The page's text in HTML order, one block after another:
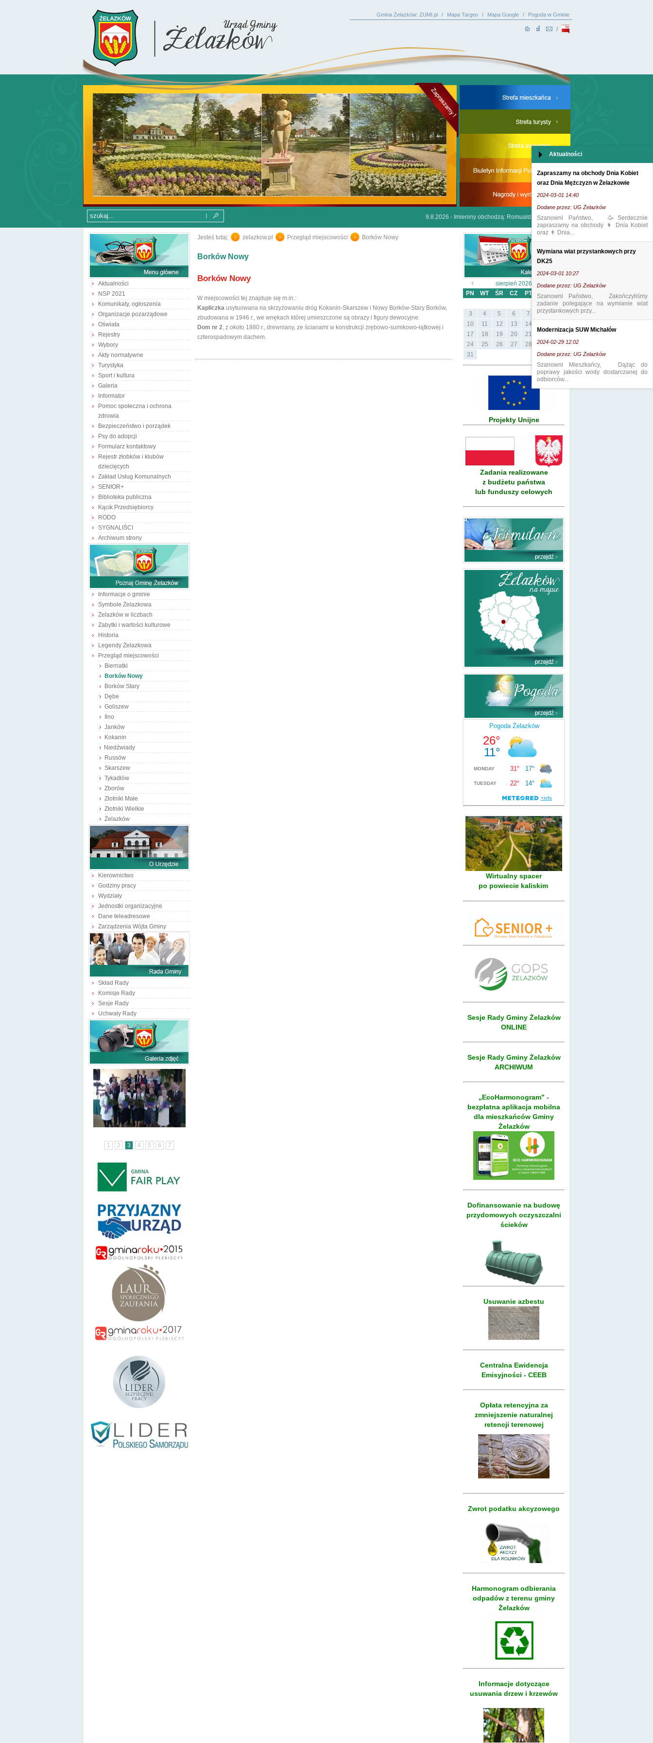
Gmina Żelazków: ZUMI.pl / Mapa Targeo / Mapa Google / Pogoda w Gminie
/
9.8.2026 - Imieniny obchodzą: Romuald, Roman i Irena
Aktualności
NSP 2021
Komunikaty, ogłoszenia
Organizacje pozarządowe
Oświata
Rejestry
Wybory
Akty normatywne
Turystyka
Sport i kultura
Galeria
Informator
Pomoc społeczna i ochrona
zdrowia
Bezpieczeństwo i porządek
Psy do adopcji
Formularz kontaktowy
Rejestr żłobków i klubów
dziecięcych
Zakład Usług Komunalnych
SENIOR+
Biblioteka publiczna
Kącik Przedsiębiorcy
RODO
SYGNALIŚCI
Archiwum strony
Informacje o gminie
Symbole Żelazkowa
Żelazków w liczbach
Zabytki i wartości kulturowe
Historia
Legendy Żelazkowa
Przegląd miejscowości
Biernatki
Borków Nowy
Borków Stary
Dębe
Goliszew
Ilno
Janków
Kokanin
Niedźwiady
Russów
Skarszew
Tykadłów
Zborów
Złotniki Małe
Złotniki Wielkie
Żelazków
Kierownictwo
Godziny pracy
Wydziały
Jednostki organizacyjne
Dane teleadresowe
Zarządzenia Wójta Gminy
Skład Rady
Komisje Rady
Sesje Rady
Uchwały Rady
1 2 3 4 5 6 7
Jesteś tutaj: zelazkow.pl Przegląd miejscowości Borków Nowy
Borków Nowy
Borków Nowy
W miejscowości tej znajduje się m.in.:
Kapliczka usytuowana na skrzyżowaniu dróg Kokanin-Skarszew i Nowy Borków-Stary Borków,
zbudowana w 1946 r., we wnękach której umieszczone są obrazy i figury dewocyjne.
Dom nr 2, z około 1880 r., drewniany, ze ścianami w konstrukcji zrębowo-sumikowo-łątkowej i
czterospadowym dachem.
sierpień 2026
PN
WT ŚR CZ PT SB
ND
1
2
3
4 5 6 7 8
9
10
11 12 13 14
17
18 19 20 21
24
25 26 27 28 29
30
31
Projekty Unijne
Zadania realizowane
z budżetu państwa
lub funduszy celowych
Wirtualny spacer
po powiecie kaliskim
Sesje Rady Gminy Żelazków
ONLINE
Sesje Rady Gminy Żelazków
ARCHIWUM
„EcoHarmonogram” -
bezpłatna aplikacja mobilna
dla mieszkańców Gminy
Żelazków
Dofinansowanie na budowę
przydomowych oczyszczalni
ścieków
Usuwanie azbestu
Centralna Ewidencja
Emisyjności - CEEB
Opłata retencyjna za
zmniejszenie naturalnej
retencji terenowej
Zwrot podatku akcyzowego
Harmonogram odbierania
odpadów z terenu gminy
Żelazków
Informacje dotyczące
usuwania drzew i krzewów
Aktualności
Zapraszamy na obchody Dnia Kobiet
oraz Dnia Mężczyzn w Żelazkowie
2024-03-01 14:40
Dodane przez: UG Żelazków
Szanowni Państwo, 🥳Serdecznie
zapraszamy na obchody 👩 Dnia Kobiet
oraz 👨 Dnia...
Wymiana wiat przystankowych przy
DK25
2024-03-01 10:27
Dodane przez: UG Żelazków
Szanowni Państwo, Zakończyliśmy
zadanie polegające na wymianie wiat
przystankowych przy...
Modernizacja SUW Michałów
2024-02-29 12:02
Dodane przez: UG Żelazków
Szanowni Mieszkańcy, Dążąc do
poprawy jakości wody dostarczanej do
odbiorców...